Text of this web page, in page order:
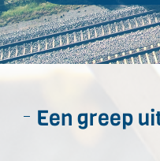
Een greep